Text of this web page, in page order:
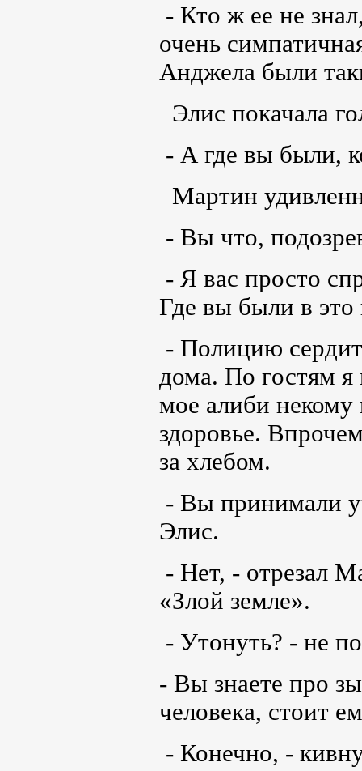
- Кто ж ее не
очень
Анджела были
Элис покачала
- А где вы были,
Мартин
- Вы что,
- Я вас просто
Где вы были в это
- Полицию
дома. По гостям я
мое алиби некому
здоровье.
за хлебом.
- Вы принимали
Элис.
- Нет, - отрезал
«Злой земле».
- Утонуть? - не
- Вы знаете про
человека, стоит
- Конечно, -